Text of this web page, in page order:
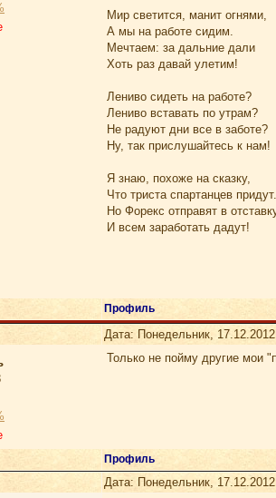
Мир светится, манит огнями,
А мы на работе сидим.
Мечтаем: за дальние дали
Хоть раз давай улетим!
Лениво сидеть на работе?
Лениво вставать по утрам?
Не радуют дни все в заботе?
Ну, так прислушайтесь к нам!
Я знаю, похоже на сказку,
Что триста спартанцев придут.
Но Форекс отправят в
И всем заработать дадут!
Профиль
Дата: Понедельник,
Только не пойму другие мои
Профиль
Дата: Понедельник,